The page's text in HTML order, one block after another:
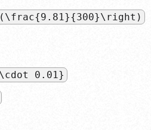
0.01}